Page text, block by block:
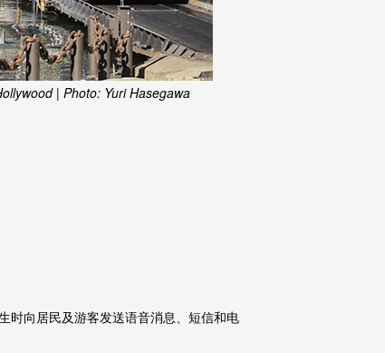
| Photo: Yuri Hasegawa
时向居民及游客发送语音消息、短信和电